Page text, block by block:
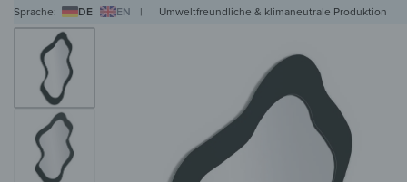
Sprache: DE EN | Umweltfreundliche & klimaneutrale Produktion
WANDBILDERWANDUHREN MAGNETTAFELN HERDABDECKPLATTEN